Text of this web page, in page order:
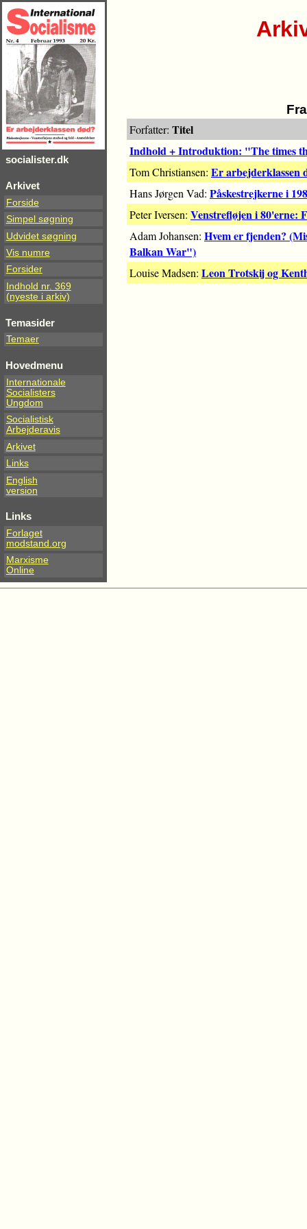
socialister.dk
Arkivet
Forside
Simpel søgning
Udvidet søgning
Vis numre
Forsider
Indhold nr. 369
(nyeste i arkiv)
Temasider
Temaer
Hovedmenu
Internationale
Socialisters
Ungdom
Socialistisk
Arbejderavis
Arkivet
Links
English
version
Links
Forlaget
modstand.org
Marxisme
Online
Forfatter: Titel
Indhold + Introduktion: "The times
Tom Christiansen: Er arbejderklassen
Hans Jørgen Vad: Påskestrejkerne i
Peter Iversen: Venstrefløjen i 80'erne:
Adam Johansen: Hvem er fjenden?
Balkan War")
Louise Madsen: Leon Trotskij og